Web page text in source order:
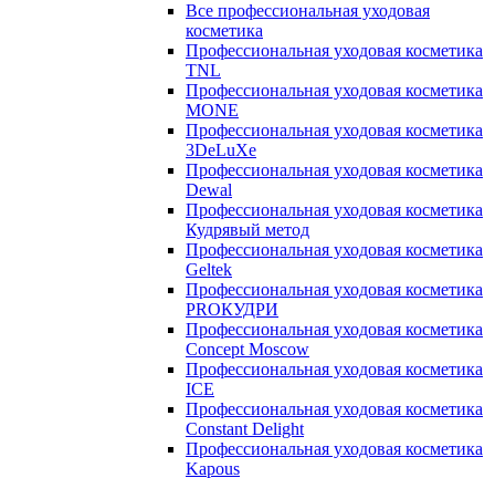
Все профессиональная уходовая
косметика
Профессиональная уходовая косметика
TNL
Профессиональная уходовая косметика
MONE
Профессиональная уходовая косметика
3DeLuXe
Профессиональная уходовая косметика
Dewal
Профессиональная уходовая косметика
Кудрявый метод
Профессиональная уходовая косметика
Geltek
Профессиональная уходовая косметика
PROКУДРИ
Профессиональная уходовая косметика
Concept Moscow
Профессиональная уходовая косметика
ICE
Профессиональная уходовая косметика
Constant Delight
Профессиональная уходовая косметика
Kapous